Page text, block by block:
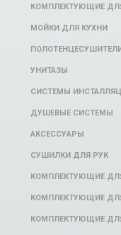
КОМПЛЕКТУЮЩИЕ
МОЙКИ ДЛЯ КУХНИ
УНИТАЗЫ
СИСТЕМЫ
ДУШЕВЫЕ СИСТЕМЫ
АКСЕССУАРЫ
СУШИЛКИ ДЛЯ РУК
КОМПЛЕКТУЮЩИЕ
КОМПЛЕКТУЮЩИЕ
КОМПЛЕКТУЮЩИЕ